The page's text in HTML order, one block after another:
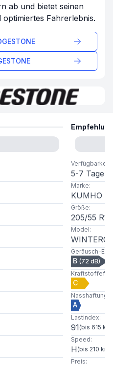
ab und bietet seinen
Fahrerlebnis.
Verfügbarkeit
5-7 Tage
Marke:
KUMHO
Größe:
205/55 R16
Model:
Geräusch-
B (72 dB)
C
Nasshaftung
A
Lastindex:
91(bis 615 kg
Speed:
H (bis 210 km/
Preis: